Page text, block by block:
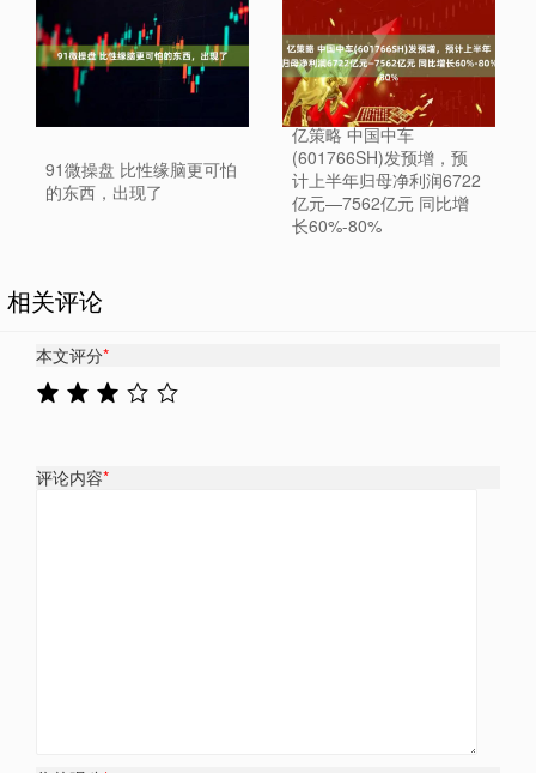
91微操盘 比性缘脑更可怕
的东西，出现了
亿策略 中国中车
(601766SH)发预增，预
计上半年归母净利润6722
亿元—7562亿元 同比增
长60%-80%
相关评论
本文评分*
评论内容*